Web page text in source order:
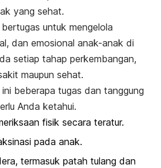
yang sehat.
untuk mengelola
dan emosional anak-anak di
setiap tahap perkembangan,
maupun sehat.
beberapa tugas dan tanggung
Anda ketahui.
fisik secara teratur.
pada anak.
termasuk patah tulang dan